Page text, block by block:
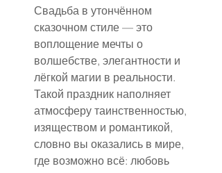
Свадьба в утончённом
сказочном стиле — это
воплощение мечты о
волшебстве, элегантности и
лёгкой магии в реальности.
Такой праздник наполняет
атмосферу таинственностью,
изяществом и романтикой,
словно вы оказались в мире,
где возможно всё: любовь